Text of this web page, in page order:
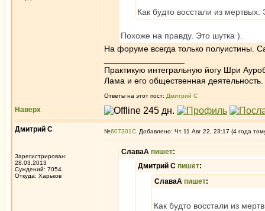
Как будто восстали из мертвых.
Похоже на правду. Это шутка ).
На форуме всегда только полуистины.
Практикую интегральную йогу Шри
Лама и его общественная деятельность.
Ответы на этот пост: Дмитрий С
Наверх
Дмитрий С
Зарегистрирован:
28.03.2013
Суждений: 7054
Откуда: Харьков
№607301 Добавлено: Чт 11 Авг 22, 23:17 (4 года
СлаваА пишет:
Дмитрий С пишет:
СлаваА пишет:
Как будто восстали из